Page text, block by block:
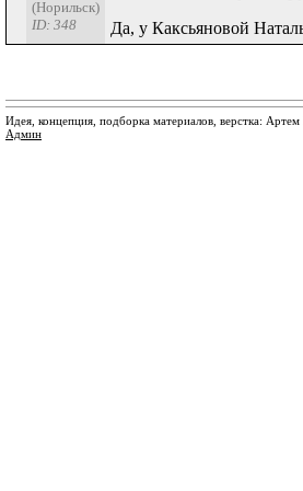
(Норильск)
ID: 348
Да, у Каксьяновой
Идея, концепция, подборка материалов, верстка:
Админ